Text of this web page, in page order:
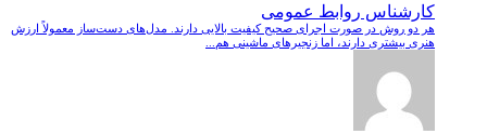
کارشناس روابط عمومی
هر دو روش در صورت اجرای صحیح کیفیت بالایی دارند. مدل‌های دست‌ساز معمولاً ارزش
هنری بیشتری دارند، اما زنجیرهای ماشینی هم...